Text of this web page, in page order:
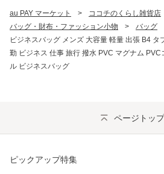
au PAY マーケット > ココチのくらし雑貨店
バッグ・財布・ファッション小物
> バッグ
ビジネスバッグ メンズ 大容量 軽量 出張 B4 タ
勤 ビジネス 仕事 旅行 撥水 PVC マグナム PVC
ル ビジネスバッグ
ページトッ
ピックアップ特集